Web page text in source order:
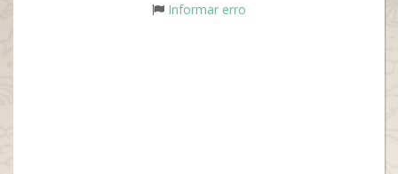
Informar erro